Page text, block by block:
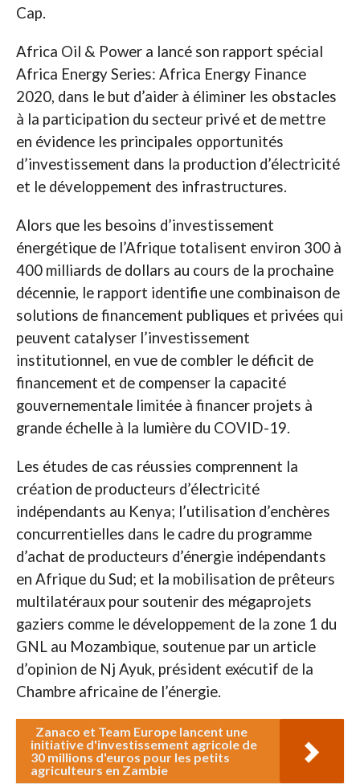
Cap.
Africa Oil & Power a lancé son rapport spécial
Africa Energy Series: Africa Energy Finance
2020, dans le but d’aider à éliminer les obstacles
à la participation du secteur privé et de mettre
en évidence les principales opportunités
d’investissement dans la production d’électricité
et le développement des infrastructures.
Alors que les besoins d’investissement
énergétique de l’Afrique totalisent environ 300 à
400 milliards de dollars au cours de la prochaine
décennie, le rapport identifie une combinaison de
solutions de financement publiques et privées qui
peuvent catalyser l’investissement
institutionnel, en vue de combler le déficit de
financement et de compenser la capacité
gouvernementale limitée à financer projets à
grande échelle à la lumière du COVID-19.
Les études de cas réussies comprennent la
création de producteurs d’électricité
indépendants au Kenya; l’utilisation d’enchères
concurrentielles dans le cadre du programme
d’achat de producteurs d’énergie indépendants
en Afrique du Sud; et la mobilisation de prêteurs
multilatéraux pour soutenir des mégaprojets
gaziers comme le développement de la zone 1 du
GNL au Mozambique, soutenue par un article
d’opinion de Nj Ayuk, président exécutif de la
Chambre africaine de l’énergie.
Zanaco et Team Europe lancent une
initiative d'investissement agricole de
30 millions d'euros pour les petits
agriculteurs en Zambie